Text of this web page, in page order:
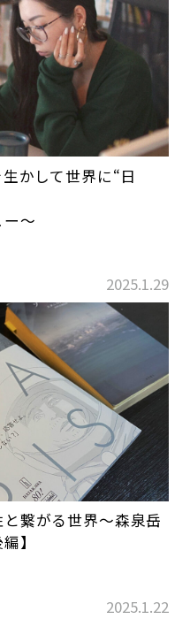
かして世界に“日
～
2025.1.29
繋がる世界～森泉岳
】
2025.1.22